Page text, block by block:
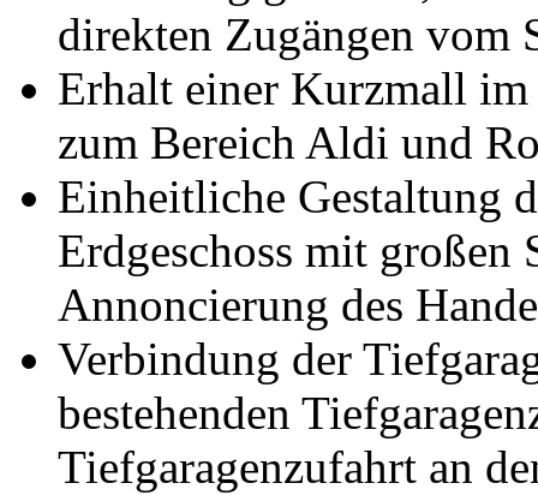
direkten Zugängen vom
Erhalt einer Kurzmall im
zum Bereich Aldi und
Einheitliche Gestaltung
Erdgeschoss mit großen
Annoncierung des
Verbindung der
bestehenden
Tiefgaragenzufahrt an